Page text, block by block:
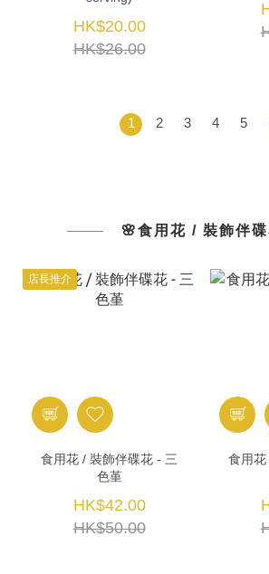
HK$20.00
HK$26.00
1 2 3 4 5
🌸食用花 / 裝飾伴
店長推介
食用花 / 裝飾伴碟花 - 三
色堇
HK$42.00
HK$50.00
食用